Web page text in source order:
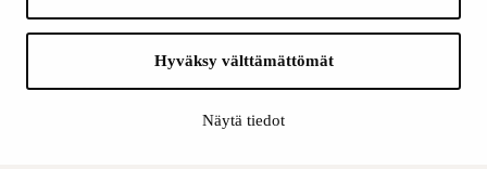
Hyväksy välttämättömät
Näytä tiedot
Suomen Kulttuurirahasto: